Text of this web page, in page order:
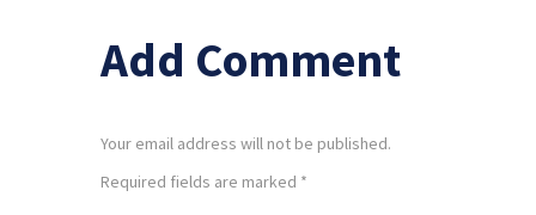
Add Comment
Your email address will not be published.
Required fields are marked *